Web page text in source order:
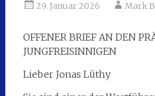
29. Januar 2026 Mark
OFFENER BRIEF AN DEN
JUNGFREISINNIGEN
Lieber Jonas Lüthy